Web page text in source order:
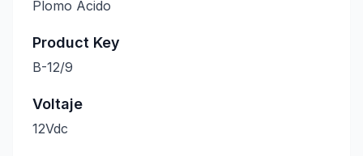
Plomo Ácido
Product Key
B-12/9
Voltaje
12Vdc